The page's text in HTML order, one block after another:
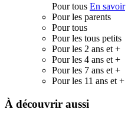
Pour tous En savoir
Pour les parents
Pour tous
Pour les tous petits
Pour les 2 ans et +
Pour les 4 ans et +
Pour les 7 ans et +
Pour les 11 ans et +
À découvrir aussi